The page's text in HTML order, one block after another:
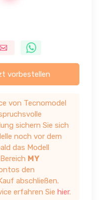
vorbestellen
von Tecnomodel
sichern Sie sich
noch vor dem
das Modell
MY
den
abschließen.
erfahren Sie hier.